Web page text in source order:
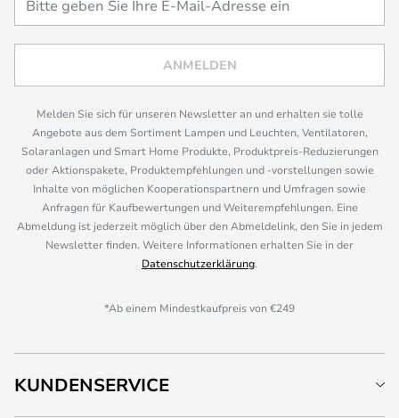
ANMELDEN
Melden Sie sich für unseren Newsletter an und erhalten sie tolle
Angebote aus dem Sortiment Lampen und Leuchten, Ventilatoren,
Solaranlagen und Smart Home Produkte, Produktpreis-Reduzierungen
oder Aktionspakete, Produktempfehlungen und -vorstellungen sowie
Inhalte von möglichen Kooperationspartnern und Umfragen sowie
Anfragen für Kaufbewertungen und Weiterempfehlungen. Eine
Abmeldung ist jederzeit möglich über den Abmeldelink, den Sie in jedem
Newsletter finden. Weitere Informationen erhalten Sie in der
Datenschutzerklärung.
*Ab einem Mindestkaufpreis von €249
KUNDENSERVICE